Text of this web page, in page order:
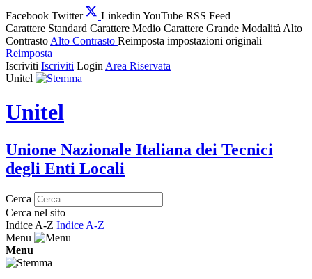
Facebook Twitter Linkedin YouTube RSS Feed
Carattere Standard Carattere Medio Carattere Grande Modalità Alto
Contrasto Alto Contrasto Reimposta impostazioni originali
Reimposta
Iscriviti Iscriviti Login Area Riservata
Unitel
Unitel
Unione Nazionale Italiana dei Tecnici
degli Enti Locali
Cerca
Cerca nel sito
Indice A-Z Indice A-Z
Menu
Menu